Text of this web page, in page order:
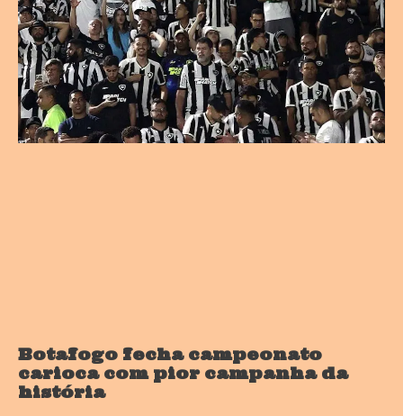
Botafogo fecha campeonato
carioca com pior campanha da
história